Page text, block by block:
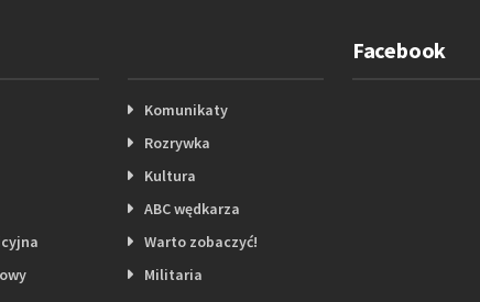
Komunikaty
Rozrywka
Kultura
ABC wędkarza
Warto zobaczyć!
Militaria
Facebook